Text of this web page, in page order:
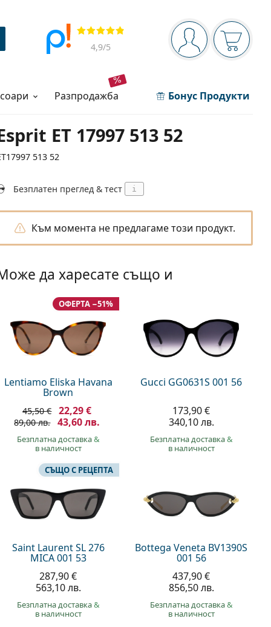
Navigation panel
Вие сте вписани
Прегледи
4,9/5
разпродажба Бонус Продукти
ET 17997 513 52
513 52
Безплатен преглед & тест i
Към момента не предлагаме този продукт.
да харесате също и
Lentiamo Eliska Havana
Brown
ОФЕРТА −51%
45,50 € 22,29 €
89,00 лв. 43,60 лв.
Безплатна доставка&
в наличност
Gucci GG0631S 001 56
173,90 €
340,10 лв.
Безплатна доставка&
в наличност
Saint Laurent SL 276
MICA 001 53
СЪЩО С РЕЦЕПТА
287,90 €
563,10 лв.
Безплатна доставка&
в наличност
Bottega Veneta BV1390S
001 56
437,90 €
856,50 лв.
Безплатна доставка&
в наличност